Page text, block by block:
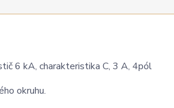
6 kA, charakteristika C, 3 A, 4pól
okruhu.